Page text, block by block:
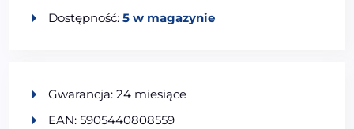
Dostępność:5 w magazynie
Gwarancja: 24 miesiące
EAN: 5905440808559